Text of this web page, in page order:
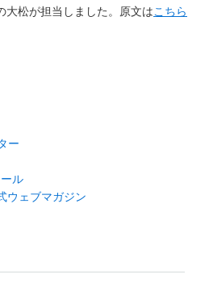
松が担当しました。原文はこちら
ー
ル
ウェブマガジン